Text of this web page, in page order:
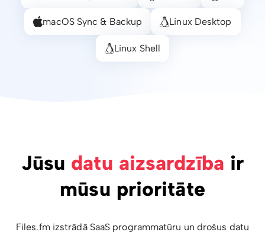
macOS Sync & Backup Linux Desktop
Linux Shell
Jūsu datu aizsardzība ir
mūsu prioritāte
Files.fm izstrādā SaaS programmatūru un drošus datu